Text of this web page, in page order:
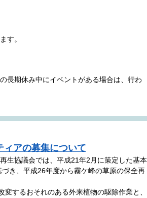
す。
長期休み中にイベントがある場合は、行わ
ィアの募集について
生協議会では、平成21年2月に策定した基本
き、平成26年度から霧ケ峰の草原の保全再
するおそれのある外来植物の駆除作業と、